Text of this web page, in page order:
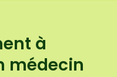
à
médecin